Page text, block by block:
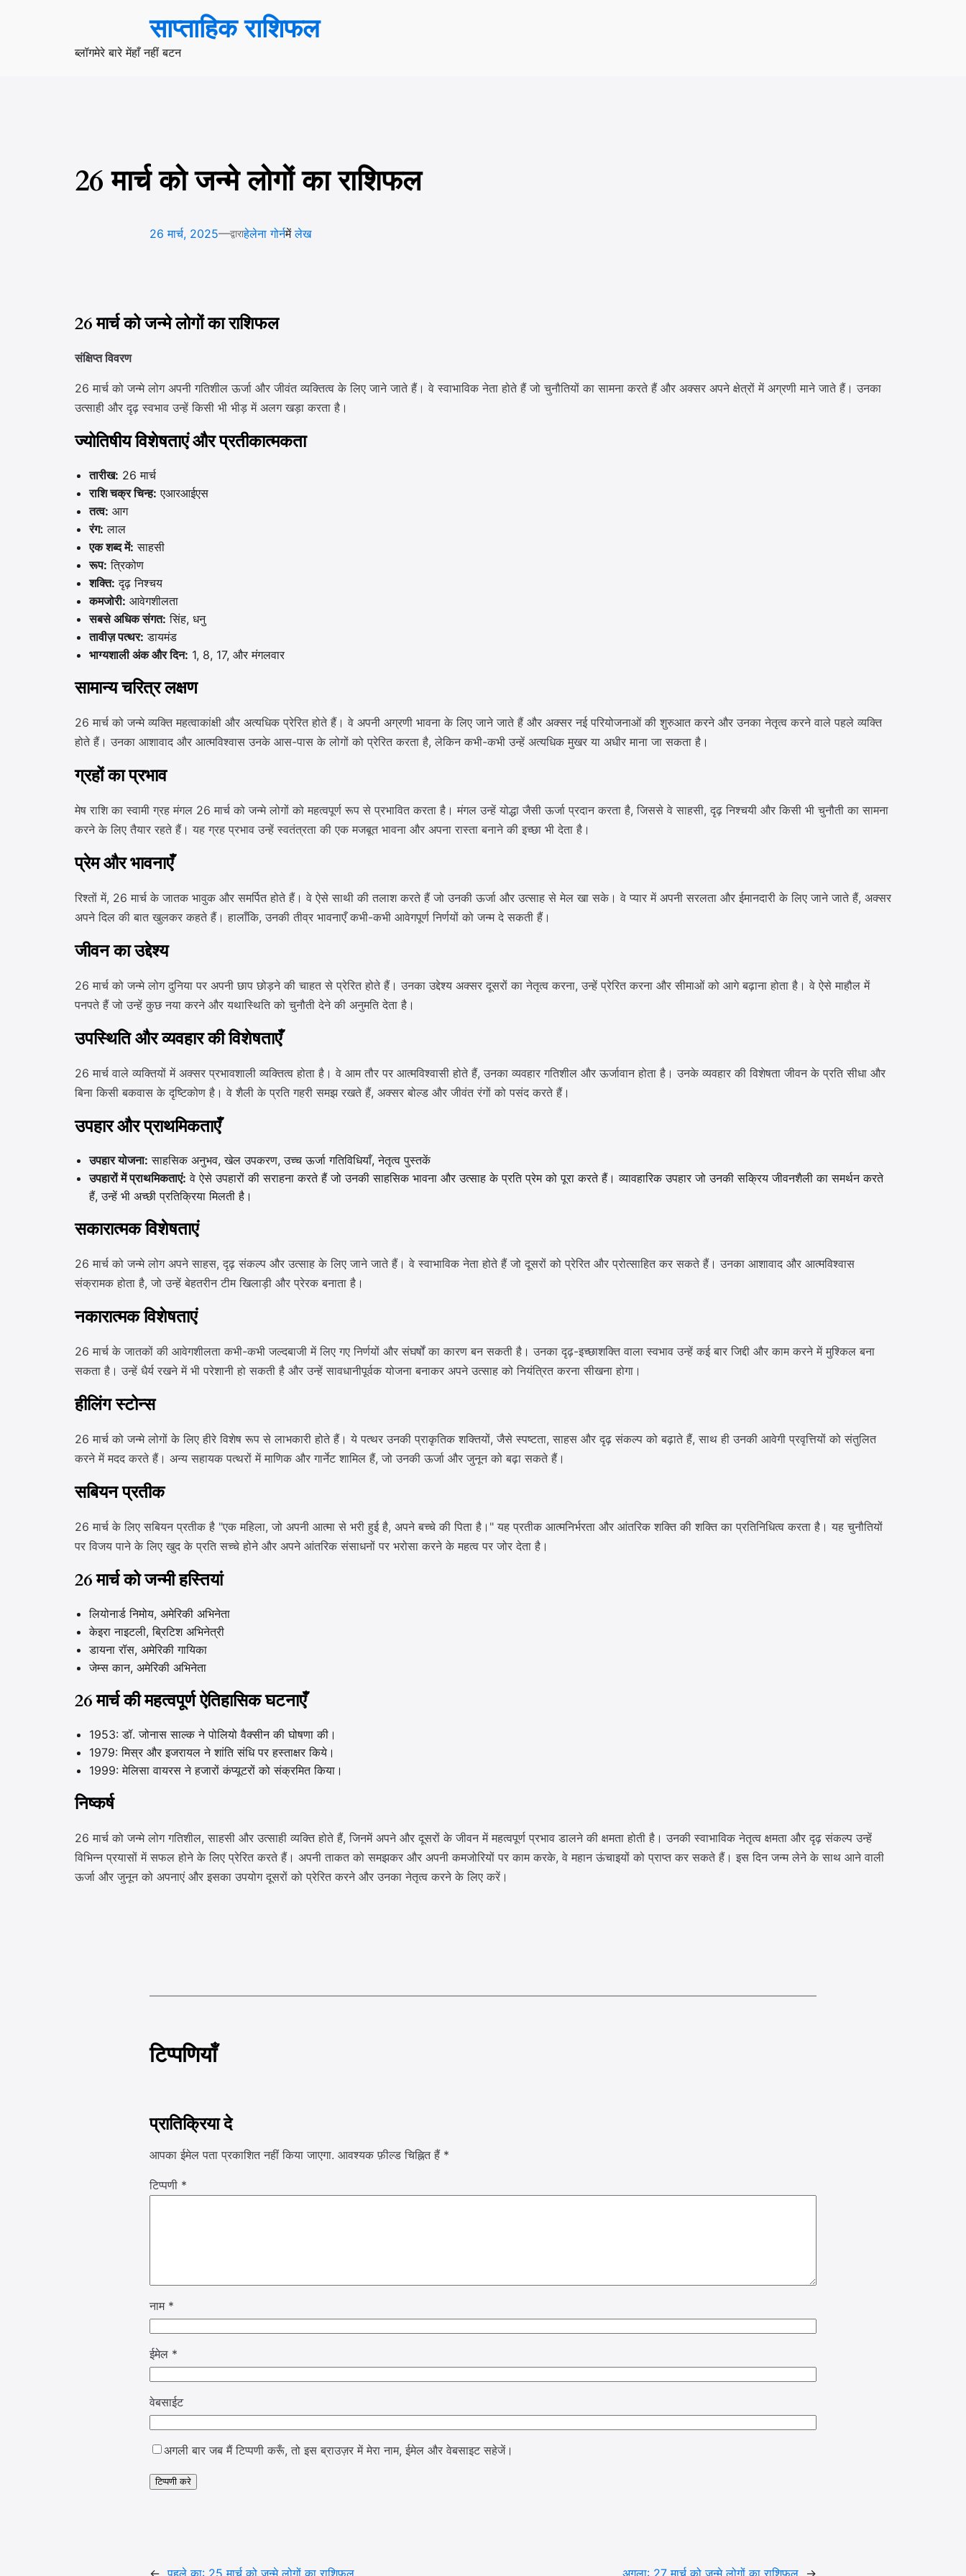
साप्ताहिक राशिफल
ब्लॉगमेरे बारे मेंहाँ नहीं बटन
26 मार्च को जन्मे लोगों का राशिफल
26 मार्च, 2025—द्वाराहेलेना गोर्नमेंलेख
26 मार्च को जन्मे लोगों का राशिफल
संक्षिप्त विवरण
26 मार्च को जन्मे लोग अपनी गतिशील ऊर्जा और जीवंत व्यक्तित्व के लिए जाने जाते हैं। वे स्वाभाविक नेता होते हैं जो चुनौतियों का सामना करते हैं और अक्सर अपने क्षेत्रों में अग्रणी माने जाते हैं। उनका
उत्साही और दृढ़ स्वभाव उन्हें किसी भी भीड़ में अलग खड़ा करता है।
ज्योतिषीय विशेषताएं और प्रतीकात्मकता
तारीख: 26 मार्च
राशि चक्र चिन्ह: एआरआईएस
तत्व: आग
रंग: लाल
एक शब्द में: साहसी
रूप: त्रिकोण
शक्ति: दृढ़ निश्चय
कमजोरी: आवेगशीलता
सबसे अधिक संगत: सिंह, धनु
तावीज़ पत्थर: डायमंड
भाग्यशाली अंक और दिन: 1, 8, 17, और मंगलवार
सामान्य चरित्र लक्षण
26 मार्च को जन्मे व्यक्ति महत्वाकांक्षी और अत्यधिक प्रेरित होते हैं। वे अपनी अग्रणी भावना के लिए जाने जाते हैं और अक्सर नई परियोजनाओं की शुरुआत करने और उनका नेतृत्व करने वाले पहले व्यक्ति
होते हैं। उनका आशावाद और आत्मविश्वास उनके आस-पास के लोगों को प्रेरित करता है, लेकिन कभी-कभी उन्हें अत्यधिक मुखर या अधीर माना जा सकता है।
ग्रहों का प्रभाव
मेष राशि का स्वामी ग्रह मंगल 26 मार्च को जन्मे लोगों को महत्वपूर्ण रूप से प्रभावित करता है। मंगल उन्हें योद्धा जैसी ऊर्जा प्रदान करता है, जिससे वे साहसी, दृढ़ निश्चयी और किसी भी चुनौती का सामना
करने के लिए तैयार रहते हैं। यह ग्रह प्रभाव उन्हें स्वतंत्रता की एक मजबूत भावना और अपना रास्ता बनाने की इच्छा भी देता है।
प्रेम और भावनाएँ
रिश्तों में, 26 मार्च के जातक भावुक और समर्पित होते हैं। वे ऐसे साथी की तलाश करते हैं जो उनकी ऊर्जा और उत्साह से मेल खा सके। वे प्यार में अपनी सरलता और ईमानदारी के लिए जाने जाते हैं, अक्सर
अपने दिल की बात खुलकर कहते हैं। हालाँकि, उनकी तीव्र भावनाएँ कभी-कभी आवेगपूर्ण निर्णयों को जन्म दे सकती हैं।
जीवन का उद्देश्य
26 मार्च को जन्मे लोग दुनिया पर अपनी छाप छोड़ने की चाहत से प्रेरित होते हैं। उनका उद्देश्य अक्सर दूसरों का नेतृत्व करना, उन्हें प्रेरित करना और सीमाओं को आगे बढ़ाना होता है। वे ऐसे माहौल में
पनपते हैं जो उन्हें कुछ नया करने और यथास्थिति को चुनौती देने की अनुमति देता है।
उपस्थिति और व्यवहार की विशेषताएँ
26 मार्च वाले व्यक्तियों में अक्सर प्रभावशाली व्यक्तित्व होता है। वे आम तौर पर आत्मविश्वासी होते हैं, उनका व्यवहार गतिशील और ऊर्जावान होता है। उनके व्यवहार की विशेषता जीवन के प्रति सीधा और
बिना किसी बकवास के दृष्टिकोण है। वे शैली के प्रति गहरी समझ रखते हैं, अक्सर बोल्ड और जीवंत रंगों को पसंद करते हैं।
उपहार और प्राथमिकताएँ
उपहार योजना: साहसिक अनुभव, खेल उपकरण, उच्च ऊर्जा गतिविधियाँ, नेतृत्व पुस्तकें
उपहारों में प्राथमिकताएं: वे ऐसे उपहारों की सराहना करते हैं जो उनकी साहसिक भावना और उत्साह के प्रति प्रेम को पूरा करते हैं। व्यावहारिक उपहार जो उनकी सक्रिय जीवनशैली का समर्थन करते
हैं, उन्हें भी अच्छी प्रतिक्रिया मिलती है।
सकारात्मक विशेषताएं
26 मार्च को जन्मे लोग अपने साहस, दृढ़ संकल्प और उत्साह के लिए जाने जाते हैं। वे स्वाभाविक नेता होते हैं जो दूसरों को प्रेरित और प्रोत्साहित कर सकते हैं। उनका आशावाद और आत्मविश्वास
संक्रामक होता है, जो उन्हें बेहतरीन टीम खिलाड़ी और प्रेरक बनाता है।
नकारात्मक विशेषताएं
26 मार्च के जातकों की आवेगशीलता कभी-कभी जल्दबाजी में लिए गए निर्णयों और संघर्षों का कारण बन सकती है। उनका दृढ़-इच्छाशक्ति वाला स्वभाव उन्हें कई बार जिद्दी और काम करने में मुश्किल बना
सकता है। उन्हें धैर्य रखने में भी परेशानी हो सकती है और उन्हें सावधानीपूर्वक योजना बनाकर अपने उत्साह को नियंत्रित करना सीखना होगा।
हीलिंग स्टोन्स
26 मार्च को जन्मे लोगों के लिए हीरे विशेष रूप से लाभकारी होते हैं। ये पत्थर उनकी प्राकृतिक शक्तियों, जैसे स्पष्टता, साहस और दृढ़ संकल्प को बढ़ाते हैं, साथ ही उनकी आवेगी प्रवृत्तियों को संतुलित
करने में मदद करते हैं। अन्य सहायक पत्थरों में माणिक और गार्नेट शामिल हैं, जो उनकी ऊर्जा और जुनून को बढ़ा सकते हैं।
सबियन प्रतीक
26 मार्च के लिए सबियन प्रतीक है "एक महिला, जो अपनी आत्मा से भरी हुई है, अपने बच्चे की पिता है।" यह प्रतीक आत्मनिर्भरता और आंतरिक शक्ति की शक्ति का प्रतिनिधित्व करता है। यह चुनौतियों
पर विजय पाने के लिए खुद के प्रति सच्चे होने और अपने आंतरिक संसाधनों पर भरोसा करने के महत्व पर जोर देता है।
26 मार्च को जन्मी हस्तियां
लियोनार्ड निमोय, अमेरिकी अभिनेता
केइरा नाइटली, ब्रिटिश अभिनेत्री
डायना रॉस, अमेरिकी गायिका
जेम्स कान, अमेरिकी अभिनेता
26 मार्च की महत्वपूर्ण ऐतिहासिक घटनाएँ
1953: डॉ. जोनास साल्क ने पोलियो वैक्सीन की घोषणा की।
1979: मिस्र और इजरायल ने शांति संधि पर हस्ताक्षर किये।
1999: मेलिसा वायरस ने हजारों कंप्यूटरों को संक्रमित किया।
निष्कर्ष
26 मार्च को जन्मे लोग गतिशील, साहसी और उत्साही व्यक्ति होते हैं, जिनमें अपने और दूसरों के जीवन में महत्वपूर्ण प्रभाव डालने की क्षमता होती है। उनकी स्वाभाविक नेतृत्व क्षमता और दृढ़ संकल्प उन्हें
विभिन्न प्रयासों में सफल होने के लिए प्रेरित करते हैं। अपनी ताकत को समझकर और अपनी कमजोरियों पर काम करके, वे महान ऊंचाइयों को प्राप्त कर सकते हैं। इस दिन जन्म लेने के साथ आने वाली
ऊर्जा और जुनून को अपनाएं और इसका उपयोग दूसरों को प्रेरित करने और उनका नेतृत्व करने के लिए करें।
टिप्पणियाँ
प्रातिक्रिया दे
आपका ईमेल पता प्रकाशित नहीं किया जाएगा. आवश्यक फ़ील्ड चिह्नित हैं *
टिप्पणी *
नाम *
ईमेल *
वेबसाईट
अगली बार जब मैं टिप्पणी करूँ, तो इस ब्राउज़र में मेरा नाम, ईमेल और वेबसाइट सहेजें।
← पहले का: 25 मार्च को जन्मे लोगों का राशिफल अगला: 27 मार्च को जन्मे लोगों का राशिफल →